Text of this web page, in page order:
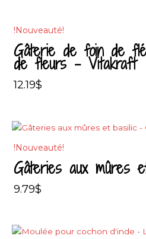
!Nouveauté!
Gâterie de foin de
de fleurs – Vitakraft
12.19$
!Nouveauté!
Gâteries aux mûres
9.79$